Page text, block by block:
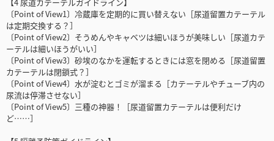
〔Point of View1〕冷蔵庫を定期的に買い替えない［尿道留置カテーテル
は定期交換する？］
〔Point of View2〕そうめんやキャベツは細いほうが美味しい［尿道カテ
ーテルは細いほうがいい］
〔Point of View3〕砂埃のなかを運転するときには窓を閉める［尿道留置
カテーテルは閉鎖式？］
〔Point of View4〕水が淀むとゴミが溜まる［カテーテルやチューブ内の
尿流は停滞させない］
〔Point of View5〕三種の神器！［尿道留置カテーテルは便利だけ
ど……］